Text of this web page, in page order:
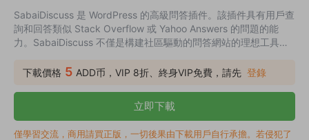
SabaiDiscuss 是 WordPress 的高級問答插件。該插件具有用戶查
詢和回答類似 Stack Overflow 或 Yahoo Answers 的問題的能
力。SabaiDiscuss 不僅是構建社區驅動的問答網站的理想工具，
工具。
下載價格 5 ADD币，VIP 8折、終身VIP免費，請先 登錄
立即下載
僅學習交流，商用請買正版，一切後果由下載用戶自行承擔。若侵犯了